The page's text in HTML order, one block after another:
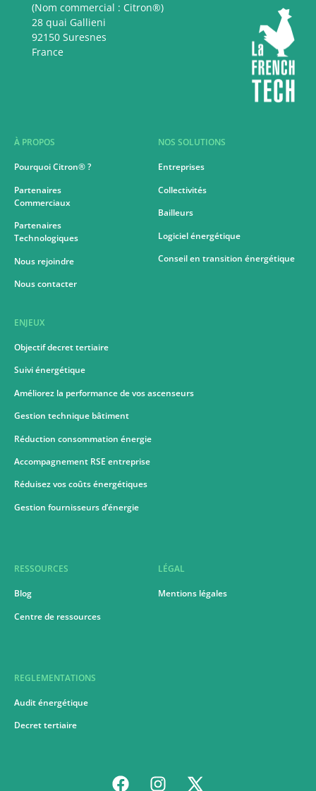
(Nom commercial : Citron®)
28 quai Gallieni
92150 Suresnes
France
À PROPOS
Pourquoi Citron® ?
Partenaires
Commerciaux
Partenaires
Technologiques
Nous rejoindre
Nous contacter
ENJEUX
Objectif decret tertiaire
Suivi énergétique
Améliorez la performance de vos ascenseurs
Gestion technique bâtiment
Réduction consommation énergie
Accompagnement RSE entreprise
Réduisez vos coûts énergétiques
Gestion fournisseurs d’énergie
NOS SOLUTIONS
Entreprises
Collectivités
Bailleurs
Logiciel énergétique
Conseil en transition énergétique
RESSOURCES
Blog
Centre de ressources
REGLEMENTATIONS
Audit énergétique
Decret tertiaire
LÉGAL
Mentions légales